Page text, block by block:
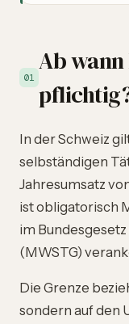
01
Ab wann
In der Schweiz
selbständigen
Jahresumsatz
ist obligatorisch
im
(MWSTG)
Die Grenze
sondern auf den